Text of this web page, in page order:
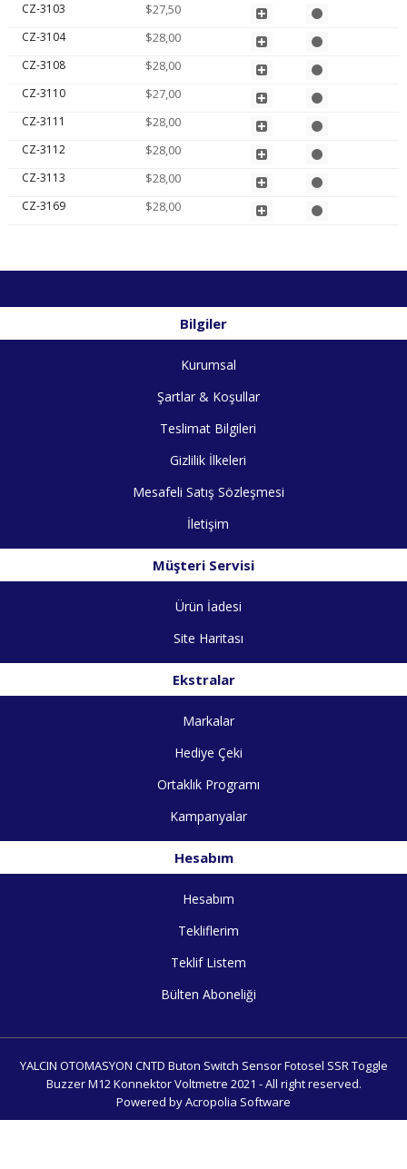
CZ-3103 $27,50
CZ-3104 $28,00
CZ-3108 $28,00
CZ-3110 $27,00
CZ-3111 $28,00
CZ-3112 $28,00
CZ-3113 $28,00
CZ-3169 $28,00
Bilgiler
Kurumsal
Şartlar & Koşullar
Teslimat Bilgileri
Gizlilik İlkeleri
Mesafeli Satış Sözleşmesi
İletişim
Müşteri Servisi
Ürün İadesi
Site Haritası
Ekstralar
Markalar
Hediye Çeki
Ortaklık Programı
Kampanyalar
Hesabım
Hesabım
Tekliflerim
Teklif Listem
Bülten Aboneliği
YALCIN OTOMASYON CNTD Buton Switch Sensor Fotosel SSR Toggle
Buzzer M12 Konnektor Voltmetre 2021 - All right reserved.
Powered by Acropolia Software